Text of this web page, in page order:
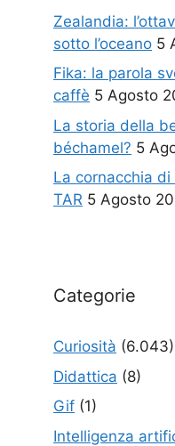
Zealandia:
sotto l’oceano 5
Fika: la parola
caffè 5 Agosto
La storia della
béchamel? 5
La cornacchia
TAR 5 Agosto
Categorie
Curiosità (6.043)
Didattica (8)
Gif (1)
Intelligenza